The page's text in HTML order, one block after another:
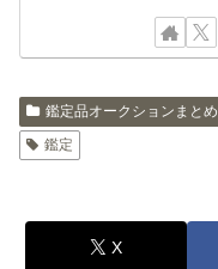
鑑定品オークションまとめ
鑑定
X